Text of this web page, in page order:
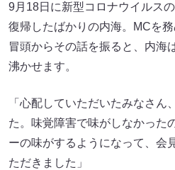
9月18日に新型コロナウイルス
復帰したばかりの内海。MCを
冒頭からその話を振ると、内海
沸かせます。
「心配していただいたみなさん
た。味覚障害で味がしなかった
ーの味がするようになって、会
ただきました」